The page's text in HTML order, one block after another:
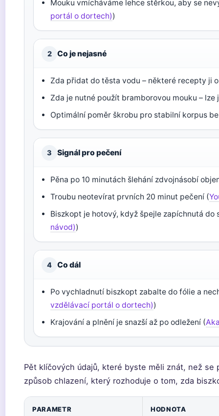
Mouku vmícháváme lehce stěrkou, aby se
portál o dortech))
2 Co je nejasné
Zda přidat do těsta vodu – některé recepty ji
Zda je nutné použít bramborovou mouku –
Optimální poměr škrobu pro stabilní korpus
3 Signál pro pečení
Pěna po 10 minutách šlehání zdvojnásobí
Troubu neotevírat prvních 20 minut pečení (
Biszkopt je hotový, když špejle zapíchnutá do
návod))
4 Co dál
Po vychladnutí biszkopt zabalte do fólie a
vzdělávací portál o dortech))
Krajování a plnění je snazší až po odležení (
Pět klíčových údajů, které byste měli znát, než
způsob chlazení, který rozhoduje o tom, zda
PARAMETR HODNOTA